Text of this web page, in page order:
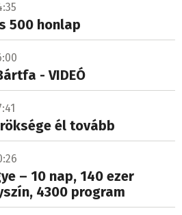
500 honlap
- VIDEÓ
él tovább
– 10 nap, 140 ezer
4300 program